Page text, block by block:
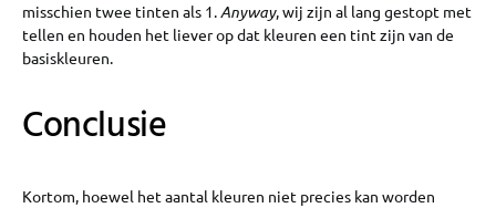
misschien twee tinten als 1.Anyway, wij zijn al lang gestopt met
tellen en houden het liever op dat kleuren een tint zijn van de
basiskleuren.
Conclusie
Kortom, hoewel het aantal kleuren niet precies kan worden